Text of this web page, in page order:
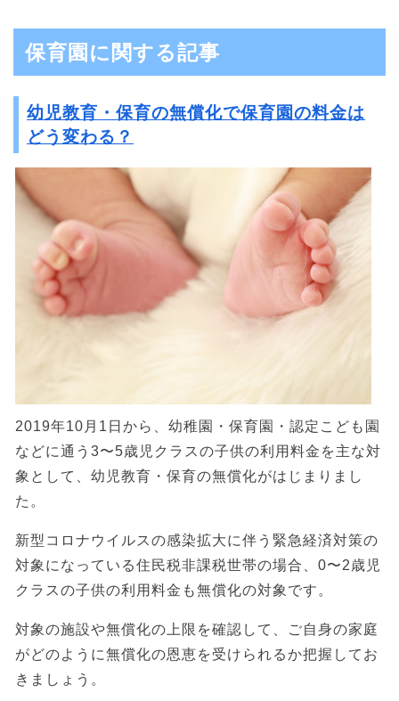
保育園に関する記事
幼児教育・保育の無償化で保育園の料金は
どう変わる？
2019年10月1日から、幼稚園・保育園・認定こども園
などに通う3〜5歳児クラスの子供の利用料金を主な対
象として、幼児教育・保育の無償化がはじまりまし
た。
新型コロナウイルスの感染拡大に伴う緊急経済対策の
対象になっている住民税非課税世帯の場合、0〜2歳児
クラスの子供の利用料金も無償化の対象です。
対象の施設や無償化の上限を確認して、ご自身の家庭
がどのように無償化の恩恵を受けられるか把握してお
きましょう。